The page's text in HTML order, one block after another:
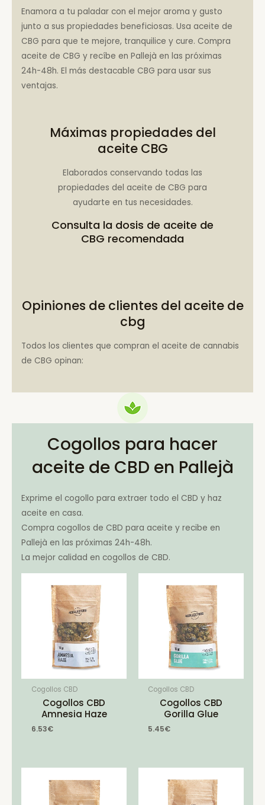
Enamora a tu paladar con el mejor aroma y gusto
junto a sus propiedades beneficiosas. Usa aceite de
CBG para que te mejore, tranquilice y cure. Compra
aceite de CBG y recíbe en Pallejà en las próximas
24h-48h. El más destacable CBG para usar sus
ventajas.
Máximas propiedades del
aceite CBG
Elaborados conservando todas las
propiedades del aceite de CBG para
ayudarte en tus necesidades.
Consulta la dosis de aceite de
CBG recomendada
Opiniones de clientes del aceite de
cbg
Todos los clientes que compran el aceite de cannabis
de CBG opinan:
Cogollos para hacer
aceite de CBD en Pallejà
Exprime el cogollo para extraer todo el CBD y haz
aceite en casa.
Compra cogollos de CBD para aceite y recibe en
Pallejà en las próximas 24h-48h.
La mejor calidad en cogollos de CBD.
Cogollos CBD
Cogollos CBD
Amnesia Haze
6.53€
Cogollos CBD
Cogollos CBD
Gorilla Glue
5.45€